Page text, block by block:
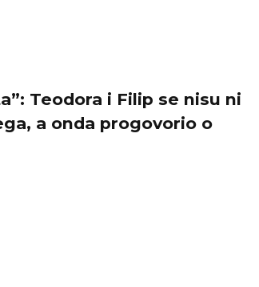
Teodora i Filip se nisu ni
a onda progovorio o